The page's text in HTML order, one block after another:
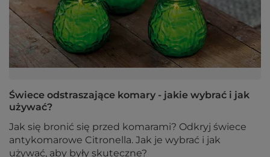
Świece odstraszające komary - jakie wybrać i jak
używać?
Jak się bronić się przed komarami? Odkryj świece
antykomarowe Citronella. Jak je wybrać i jak
używać, aby były skuteczne?